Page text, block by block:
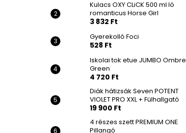
Kulacs OXY CLiCK 500 ml ló
romanticus Horse Girl
3 832 Ft
Gyerekolló Foci
528 Ft
Iskolai tok etue JUMBO Ombre
Green
4 720 Ft
Diák hátizsák Seven POTENT
VIOLET PRO XXL + Fülhallgató
19 900 Ft
4 részes szett PREMIUM ONE
Pillangó